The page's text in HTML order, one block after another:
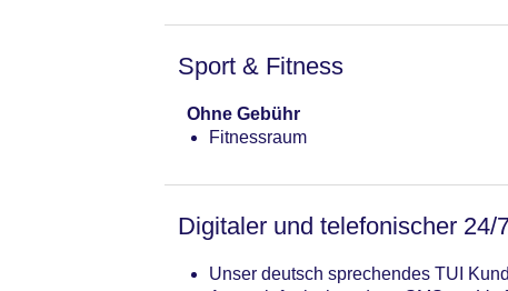
Sport & Fitness
Ohne Gebühr
Fitnessraum
Digitaler und telefonischer 24/
Unser deutsch sprechendes TUI